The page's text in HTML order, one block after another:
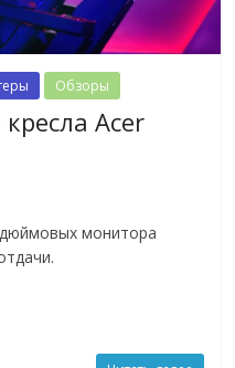
Обзоры
Acer
монитора